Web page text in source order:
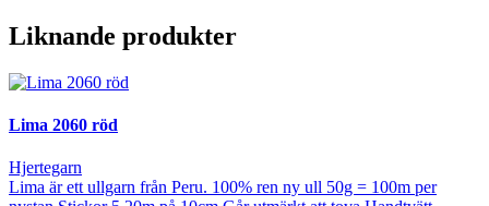
Liknande produkter
Lima 2060 röd
Hjertegarn
Lima är ett ullgarn från Peru. 100% ren ny ull 50g = 100m per